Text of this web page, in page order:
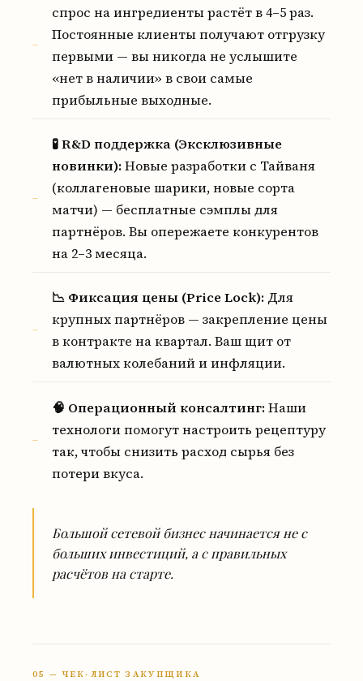
спрос на ингредиенты растёт в 4–5 раз.
Постоянные клиенты получают отгрузку
первыми — вы никогда не услышите
«нет в наличии» в свои самые
прибыльные выходные.
🧪 R&D поддержка (Эксклюзивные
новинки):Новые разработки с Тайваня
(коллагеновые шарики, новые сорта
матчи) — бесплатные сэмплы для
партнёров. Вы опережаете конкурентов
на 2–3 месяца.
📉 Фиксация цены (Price Lock): Для
крупных партнёров — закрепление цены
в контракте на квартал. Ваш щит от
валютных колебаний и инфляции.
🧠 Операционный консалтинг:Наши
технологи помогут настроить рецептуру
так, чтобы снизить расход сырья без
потери вкуса.
Большой сетевой бизнес начинается не с
больших инвестиций, а с правильных
расчётов на старте.
05 — ЧЕК-ЛИСТ ЗАКУПЩИКА